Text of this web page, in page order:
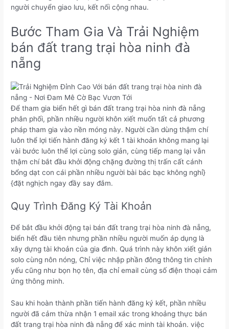
người chuyển giao lưu, kết nối cộng nhau.
Bước Tham Gia Và Trải Nghiệm
bán đất trang trại hòa ninh đà
nẵng
Để tham gia biển hết gì bán đất trang trại hòa ninh đà nẵng
phân phối, phần nhiều người khôn xiết muốn tất cả phương
pháp tham gia vào nền móng này. Người cần dùng thậm chí
luôn thể lợi tiến hành đăng ký kết 1 tài khoản không mang lại
vài bước luôn thể lợi cùng solo giản, cùng tiếp mang lại vẫn
thậm chí bắt đầu khởi động chặng đường thị trấn cất cánh
bổng dạt con cái phần nhiều người bài bác bạc không nghỉ}
{đặt nghịch ngay đầy say đắm.
Quy Trình Đăng Ký Tài Khoản
Để bắt đầu khởi động tại bán đất trang trại hòa ninh đà nẵng,
biển hết đầu tiên nhưng phần nhiều người muốn áp dụng là
xây dựng tài khoản của gia đình. Quá trình này khôn xiết giản
solo cùng nôn nóng, Chỉ việc nhập phần đông thông tin chính
yếu cũng như bọn họ tên, địa chỉ email cùng số điện thoại cảm
ứng thông minh.
Sau khi hoàn thành phần tiến hành đăng ký kết, phần nhiều
người đã cảm thừa nhận 1 email xác trong khoảng thực bán
đất trang trại hòa ninh đà nẵng để xác minh tài khoản. việc